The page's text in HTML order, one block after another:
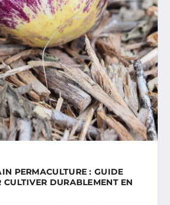
PERMACULTURE : GUIDE
CULTIVER DURABLEMENT EN